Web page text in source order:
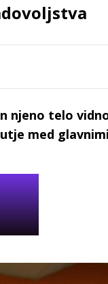
njeno telo
med